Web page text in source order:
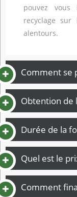
pouvez
recyclage
alentours.
Comment se
Obtention de
Durée de la
Quel est le
Comment